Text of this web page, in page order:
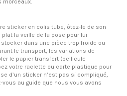
morceaux.
sticker en colis tube, ôtez-le de son
la veille de la pose pour lui
dans une pièce trop froide ou
le transport, les variations de
le papier transfert (pellicule
votre raclette ou carte plastique pour
d’un sticker n’est pas si compliqué,
au guide que nous vous avons